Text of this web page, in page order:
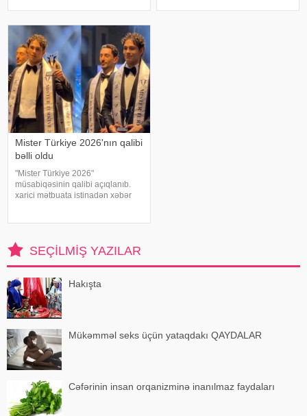
Daha sonra isə Zaur ailəsi il
Mister Türkiye 2026'nın qalibi
bəlli oldu
"Mister Türkiye 2026"
müsabiqəsinin qalibi açıqlanıb.
xarici mətbuata istinadən xəbər
SEÇILMIŞ YAZILAR
Hakışta
Mükəmməl seks üçün yataqdakı QAYDALAR
Cəfərinin insan orqanizminə inanılmaz faydaları